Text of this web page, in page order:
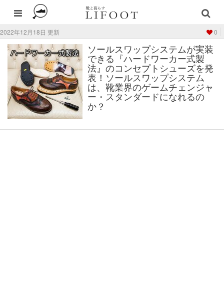
2022年12月18日 更新 0
ソールスワップシステムが実装
できる『ハードワーカー式製
法』のコンセプトシューズを発
表！ソールスワップシステム
は、靴業界のゲームチェンジャ
ー・スタンダードになれるの
か？